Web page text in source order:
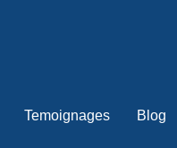
Temoignages Blog